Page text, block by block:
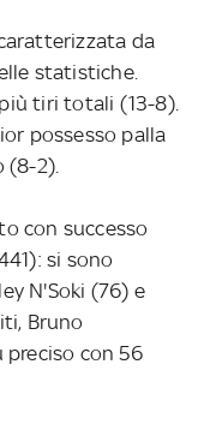
da
statistiche.
tiri totali (13-8).
possesso palla
(8-2).
con successo
si sono
N'Soki (76) e
Bruno
con 56